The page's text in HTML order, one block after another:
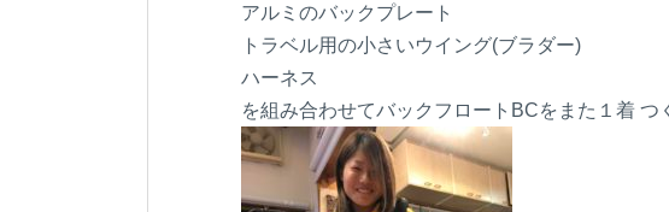
アルミのバックプレート
トラベル用の小さいウイング(ブラダー)
ハーネス
を組み合わせてバックフロートBCをまた１着 つ